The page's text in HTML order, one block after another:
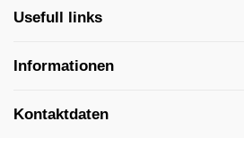
Usefull links
Informationen
Kontaktdaten